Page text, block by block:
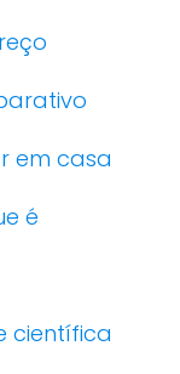
em casa
é
científica